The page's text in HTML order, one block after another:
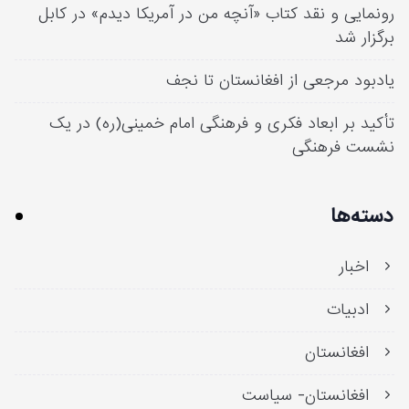
رونمایی و نقد کتاب «آنچه من در آمریکا دیدم» در کابل
برگزار شد
یادبود مرجعی از افغانستان تا نجف
تأکید بر ابعاد فکری و فرهنگی امام خمینی(ره) در یک
نشست فرهنگی
دسته‌ها
اخبار
ادبیات
افغانستان
افغانستان- سیاست